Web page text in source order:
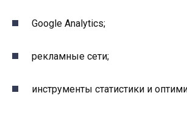
Google Analytics;
рекламные сети;
инструменты статистики и